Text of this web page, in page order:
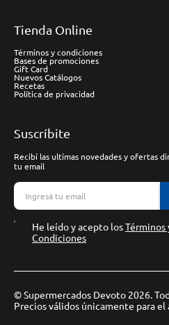
Tienda Online
Términos y condiciones
Bases de promociones
Gift Card
Nuevos Catálogos
Recetas
Política de privacidad
Suscríbite
Recibí las ultimas novedades y ofertas
tu email
He leído y acepto losTérminos
Condiciones
© Supermercados Devoto 2026.
Precios válidos únicamente para el